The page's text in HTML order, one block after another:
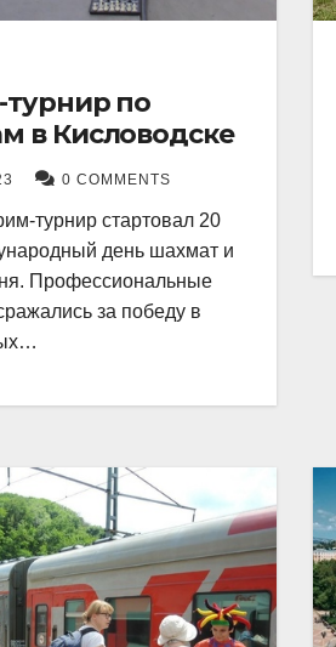
по
в Кисловодске
0 COMMENTS
турнир стартовал 20
день шахмат и
Профессиональные
за победу в